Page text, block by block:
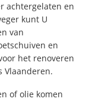
achtergelaten en
kunt U
van
en
het renoveren
Vlaanderen.
of olie komen